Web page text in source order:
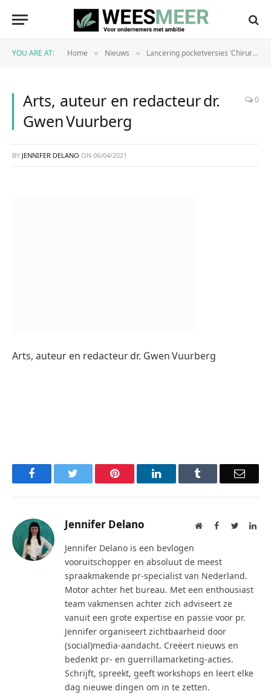
YOU ARE AT: Home » Nieuws » Lancering pocketversies ‘Chirurgie’ door arts en auteur Gwen Vuurberg
Arts, auteur en redacteur dr.
Gwen Vuurberg
0
BY JENNIFER DELANO ON 06/04/2021
Arts, auteur en redacteur dr. Gwen Vuurberg
Facebook Pinterest LinkedIn Email
Jennifer Delano WebsiteFacebook
Twitter
Jennifer Delano is een bevlogen
vooruitschopper en absoluut de meest
spraakmakende pr-specialist van Nederland.
Motor achter het bureau. Met een enthousiast
team vakmensen achter zich adviseert ze
vanuit een grote expertise en passie voor pr.
Jennifer organiseert zichtbaarheid door
(social)media-aandacht. Creëert nieuws en
bedenkt pr- en guerrillamarketing-acties.
Schrijft, spreekt, geeft workshops en leert elke
dag nieuwe dingen om in te zetten.